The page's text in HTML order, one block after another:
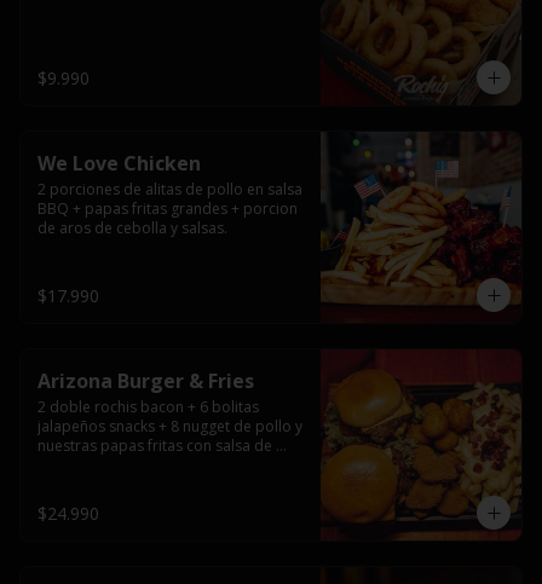
$9.990
We Love Chicken
2 porciones de alitas de pollo en salsa
BBQ + papas fritas grandes + porcion
de aros de cebolla y salsas.
$17.990
Arizona Burger & Fries
2 doble rochis bacon + 6 bolitas
jalapeños snacks + 8 nugget de pollo y
nuestras papas fritas con salsa de
$24.990